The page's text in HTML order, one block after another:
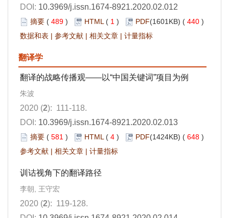
DOI: 10.3969/j.issn.1674-8921.2020.02.012
摘要 ( 489 ) HTML ( 1 ) PDF(1601KB) ( 440 )
数据和表 | 参考文献 | 相关文章 | 计量指标
翻译学
翻译的战略传播观——以“中国关键词”项目为例
朱波
2020 (2): 111-118.
DOI: 10.3969/j.issn.1674-8921.2020.02.013
摘要 ( 581 ) HTML ( 4 ) PDF(1424KB) ( 648 )
参考文献 | 相关文章 | 计量指标
训诂视角下的翻译路径
李朝, 王守宏
2020 (2): 119-128.